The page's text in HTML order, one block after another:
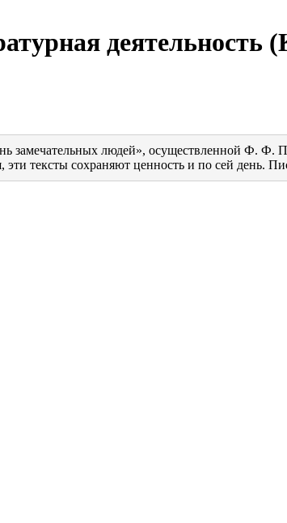
деятельность
замечательных людей», осуществленной Ф.
тексты сохраняют ценность и по сей день.